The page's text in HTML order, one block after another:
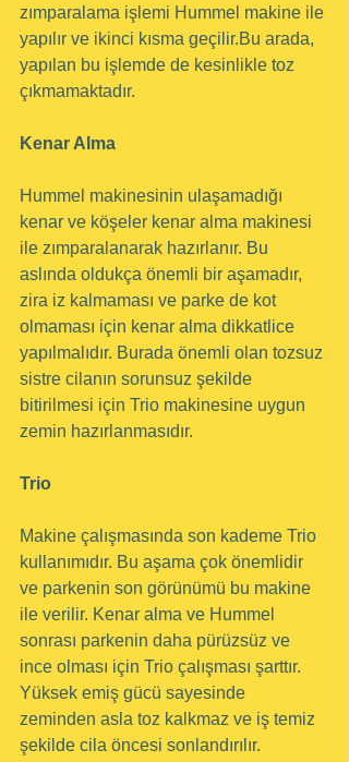
zımparalama işlemi Hummel makine ile
yapılır ve ikinci kısma geçilir.Bu arada,
yapılan bu işlemde de kesinlikle toz
çıkmamaktadır.
Kenar Alma
Hummel makinesinin ulaşamadığı
kenar ve köşeler kenar alma makinesi
ile zımparalanarak hazırlanır. Bu
aslında oldukça önemli bir aşamadır,
zira iz kalmaması ve parke de kot
olmaması için kenar alma dikkatlice
yapılmalıdır. Burada önemli olan tozsuz
sistre cilanın sorunsuz şekilde
bitirilmesi için Trio makinesine uygun
zemin hazırlanmasıdır.
Trio
Makine çalışmasında son kademe Trio
kullanımıdır. Bu aşama çok önemlidir
ve parkenin son görünümü bu makine
ile verilir. Kenar alma ve Hummel
sonrası parkenin daha pürüzsüz ve
ince olması için Trio çalışması şarttır.
Yüksek emiş gücü sayesinde
zeminden asla toz kalkmaz ve iş temiz
şekilde cila öncesi sonlandırılır.